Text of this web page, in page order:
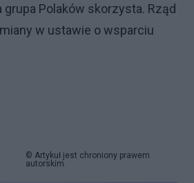
grupa Polaków skorzysta. Rząd
w ustawie o wsparciu
© Artykuł jest chroniony prawem
autorskim.